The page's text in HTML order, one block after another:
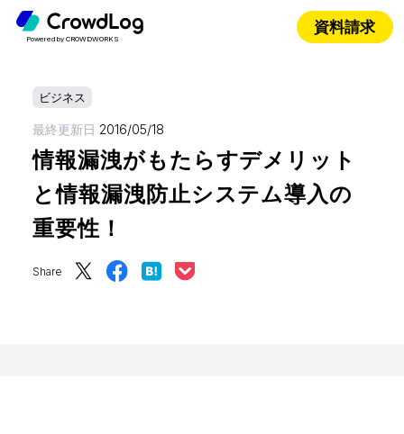
Powered by CROWDWORKS
資料請求
ビジネス
最終更新日 2016/05/18
情報漏洩がもたらすデメリット
と情報漏洩防止システム導入の
重要性！
Share